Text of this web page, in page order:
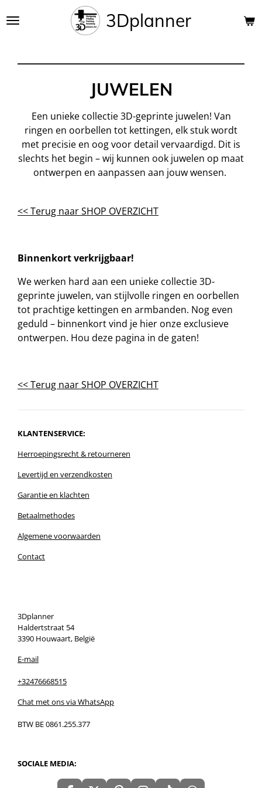
direct
3Dplanner
JUWELEN
Een unieke collectie 3D-geprinte juwelen! Van
ringen en oorbellen tot kettingen, elk stuk wordt
met precisie en oog voor detail vervaardigd. Dit is
slechts het begin – wij kunnen ook juwelen op maat
ontwerpen en aanpassen aan jouw wensen.
<< Terug naar SHOP OVERZICHT
Binnenkort verkrijgbaar!
We werken hard aan een unieke collectie 3D-
geprinte juwelen, van stijlvolle ringen en oorbellen
tot prachtige kettingen en armbanden. Nog even
geduld – binnenkort vind je hier onze exclusieve
ontwerpen. Hou deze pagina in de gaten!
<< Terug naar SHOP OVERZICHT
KLANTENSERVICE:
Herroepingsrecht& retourneren
Levertijd en verzendkosten
Garantie en klachten
Betaalmethodes
Algemene voorwaarden
Contact
3Dplanner
Haldertstraat 54
3390 Houwaart, België
E-mail
+32476668515
Chat met ons via WhatsApp
BTW BE 0861.255.377
SOCIALE MEDIA: